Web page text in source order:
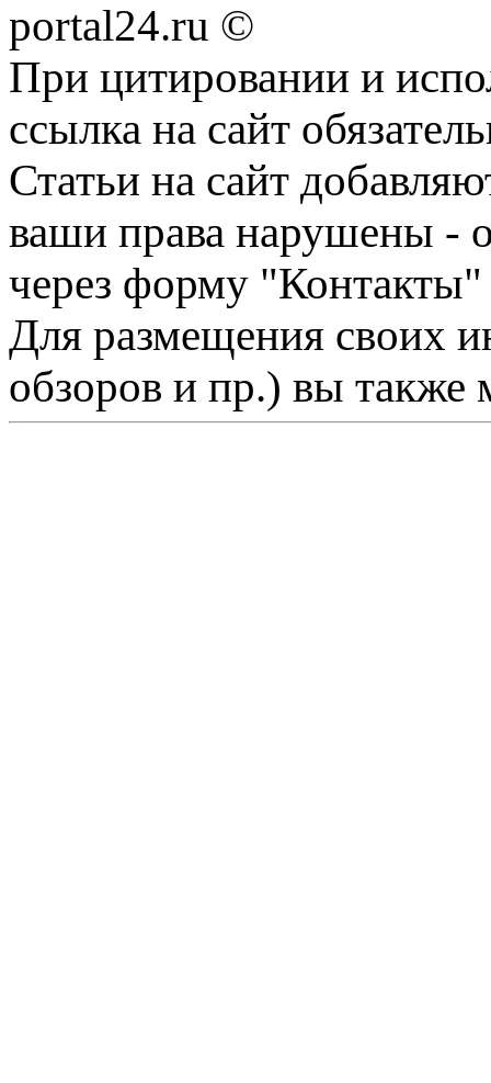
portal24.ru ©
При цитировании и
ссылка на сайт
Статьи на сайт
ваши права нарушены -
через форму "Контакты"
Для размещения своих
обзоров и пр.) вы также